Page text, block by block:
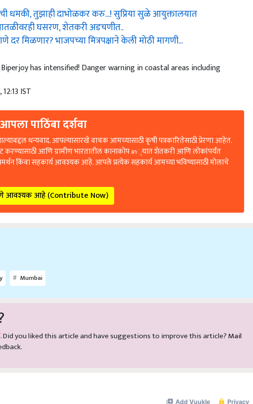
धमकी, तुझाही दाभोळकर करु...! सुप्रिया सुळे आयुक्तालयात
पातळीवरही घसरण, शेतकरी अडचणीत..
दर मिळणार? भाजपच्या मित्रपक्षाने केली मोठी मागणी...
has intensified! Danger warning in coastal areas including
IST
पाठिंबा दर्शवा
धन्यवाद. आपल्यासारखे वाचक आमच्यासाठी कृषी पत्रकारितेसाठी प्रेरणा आहेत.
आणि ग्रामीण भारतातील कानाकोप in्यात शेतकरी आणि लोकांपर्यंत
किंवा सहकार्य आवश्यक आहे. आपले प्रत्येक सहकार्य आमच्या भविष्यासाठी मोलाचे
आवश्यक आहे (Contribute Now)
Mumbai
. Did you liked this article and have suggestions to improve this article?Mail